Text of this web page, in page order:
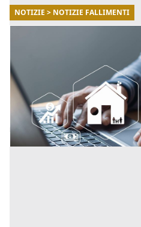
NOTIZIE > NOTIZIE FALLIMENTI
Fallimenti.it: il punto di
monitorare le aste
Fallimenti.it, il portale
consultazione di aste
liquidazioni. [...]